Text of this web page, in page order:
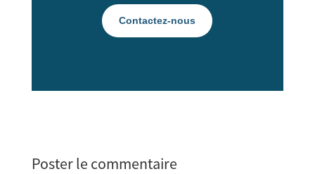
Contactez-nous
Poster le commentaire